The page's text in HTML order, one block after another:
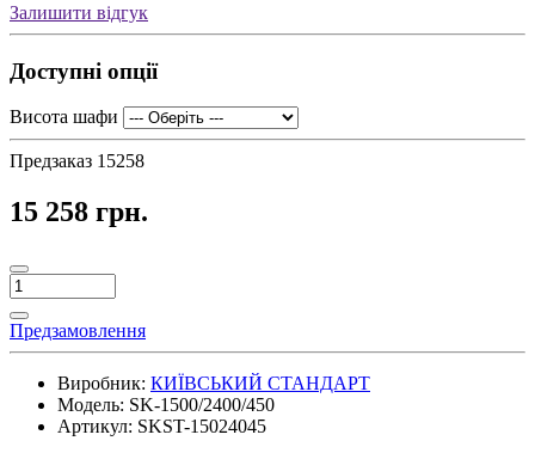
Залишити відгук
Доступні опції
Висота шафи
Предзаказ 15258
15 258 грн.
Предзамовлення
Виробник: КИЇВСЬКИЙ СТАНДАРТ
Модель: SK-1500/2400/450
Артикул: SKST-15024045